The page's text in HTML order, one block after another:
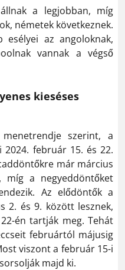
a legjobban, míg
németek következnek.
az angoloknak,
vannak a végső
kieséses
szerint, a
2024. február 15. és 22.
már március
a negyeddöntőket
Az elődöntők a
2. és 9. között lesznek,
én tartják meg. Tehát
februártól májusig
viszont a február 15-i
majd ki.